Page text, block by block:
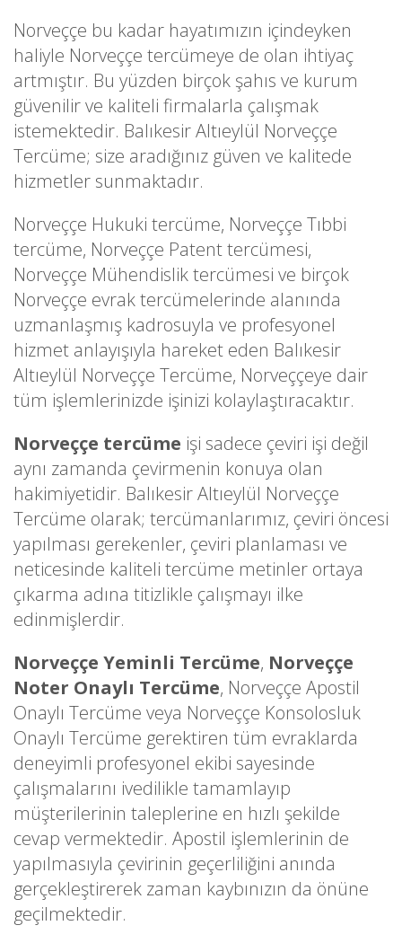
Norveççe bu kadar hayatımızın içindeyken
haliyle Norveççe tercümeye de olan ihtiyaç
artmıştır. Bu yüzden birçok şahıs ve kurum
güvenilir ve kaliteli firmalarla çalışmak
istemektedir. Balıkesir Altıeylül Norveççe
Tercüme; size aradığınız güven ve kalitede
hizmetler sunmaktadır.
Norveççe Hukuki tercüme, Norveççe Tıbbi
tercüme, Norveççe Patent tercümesi,
Norveççe Mühendislik tercümesi ve birçok
Norveççe evrak tercümelerinde alanında
uzmanlaşmış kadrosuyla ve profesyonel
hizmet anlayışıyla hareket eden Balıkesir
Altıeylül Norveççe Tercüme, Norveççeye dair
tüm işlemlerinizde işinizi kolaylaştıracaktır.
Norveççe tercüme işi sadece çeviri işi değil
aynı zamanda çevirmenin konuya olan
hakimiyetidir. Balıkesir Altıeylül Norveççe
Tercüme olarak; tercümanlarımız, çeviri öncesi
yapılması gerekenler, çeviri planlaması ve
neticesinde kaliteli tercüme metinler ortaya
çıkarma adına titizlikle çalışmayı ilke
edinmişlerdir.
Norveççe Yeminli Tercüme, Norveççe
Noter Onaylı Tercüme, Norveççe Apostil
Onaylı Tercüme veya Norveççe Konsolosluk
Onaylı Tercüme gerektiren tüm evraklarda
deneyimli profesyonel ekibi sayesinde
çalışmalarını ivedilikle tamamlayıp
müşterilerinin taleplerine en hızlı şekilde
cevap vermektedir. Apostil işlemlerinin de
yapılmasıyla çevirinin geçerliliğini anında
gerçekleştirerek zaman kaybınızın da önüne
geçilmektedir.